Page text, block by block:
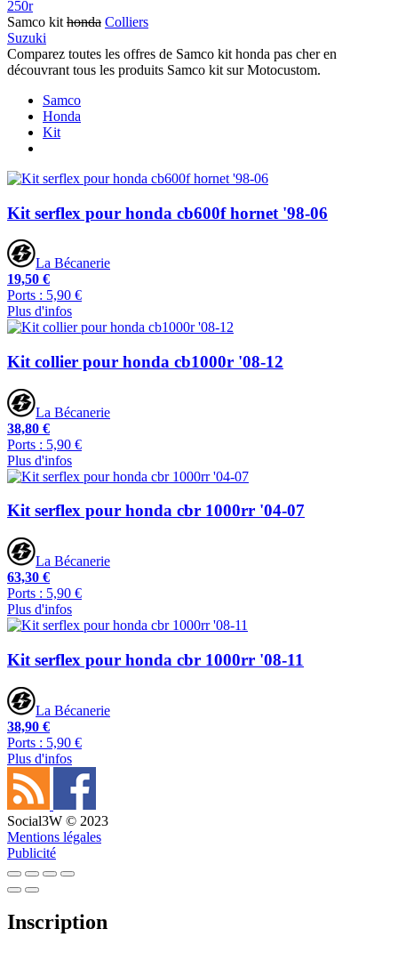
250r
Samco kit honda Colliers
Suzuki
Comparez toutes les offres de Samco kit honda pas cher en
découvrant tous les produits Samco kit sur Motocustom.
Samco
Honda
Kit
Kit serflex pour honda cb600f hornet '98-06
La Bécanerie
19,50 €
Ports : 5,90 €
Plus d'infos
Kit collier pour honda cb1000r '08-12
La Bécanerie
38,80 €
Ports : 5,90 €
Plus d'infos
Kit serflex pour honda cbr 1000rr '04-07
La Bécanerie
63,30 €
Ports : 5,90 €
Plus d'infos
Kit serflex pour honda cbr 1000rr '08-11
La Bécanerie
38,90 €
Ports : 5,90 €
Plus d'infos
Social3W © 2023
Mentions légales
Publicité
Inscription